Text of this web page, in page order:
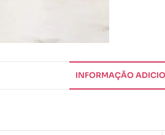
INFORMAÇÃO